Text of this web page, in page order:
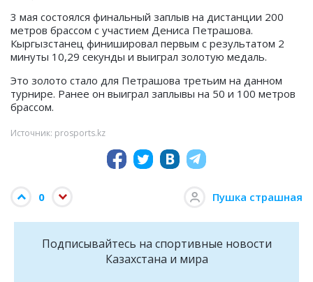
3 мая состоялся финальный заплыв на дистанции 200
метров брассом с участием Дениса Петрашова.
Кыргызстанец финишировал первым с результатом 2
минуты 10,29 секунды и выиграл золотую медаль.
Это золото стало для Петрашова третьим на данном
турнире. Ранее он выиграл заплывы на 50 и 100 метров
брассом.
Источник: prosports.kz
0 Пушка страшная
Подписывайтесь на cпортивные новости
Казахстана и мира